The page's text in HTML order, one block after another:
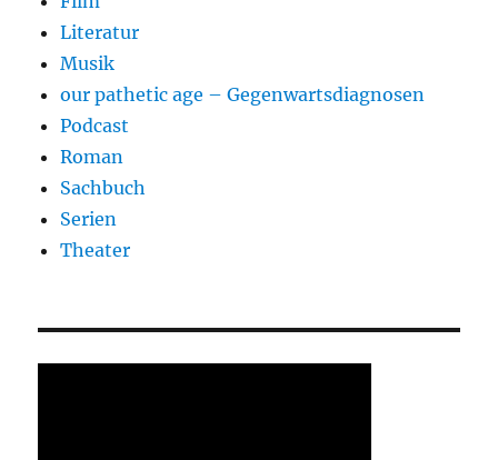
Literatur
Musik
our pathetic age – Gegenwartsdiagnosen
Podcast
Roman
Sachbuch
Serien
Theater